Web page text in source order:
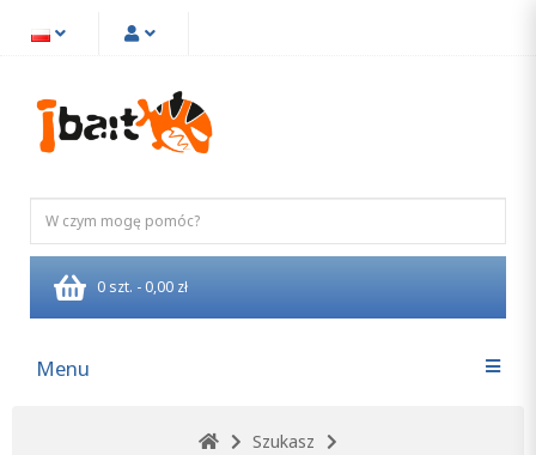
0 szt. - 0,00 zł
Menu
Szukasz